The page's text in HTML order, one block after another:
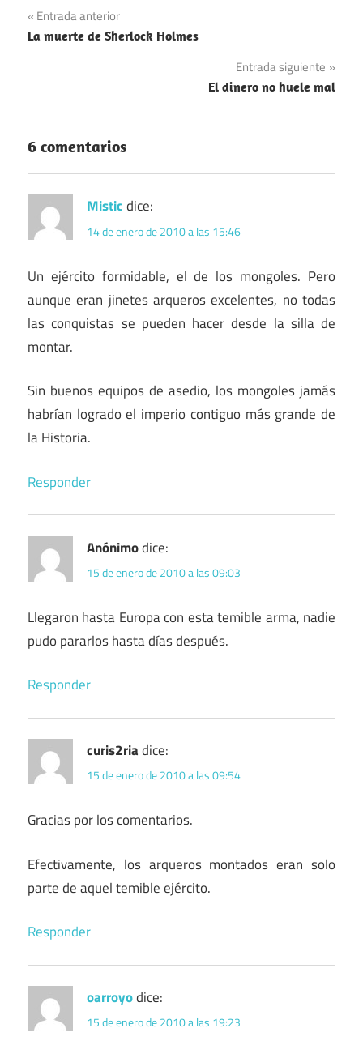
Navegación
de
Entrada anterior
La muerte de Sherlock Holmes
Entrada siguiente
El dinero no huele mal
6 comentarios
Misticdice:
14 de enero de 2010 a las 15:46
Un ejército formidable, el de los mongoles. Pero
aunque eran jinetes arqueros excelentes, no todas
las conquistas se pueden hacer desde la silla de
montar.
Sin buenos equipos de asedio, los mongoles jamás
habrían logrado el imperio contiguo más grande de
la Historia.
Responder
Anónimodice:
15 de enero de 2010 a las 09:03
Llegaron hasta Europa con esta temible arma, nadie
pudo pararlos hasta días después.
Responder
curis2riadice:
15 de enero de 2010 a las 09:54
Gracias por los comentarios.
Efectivamente, los arqueros montados eran solo
parte de aquel temible ejército.
Responder
oarroyodice:
15 de enero de 2010 a las 19:23